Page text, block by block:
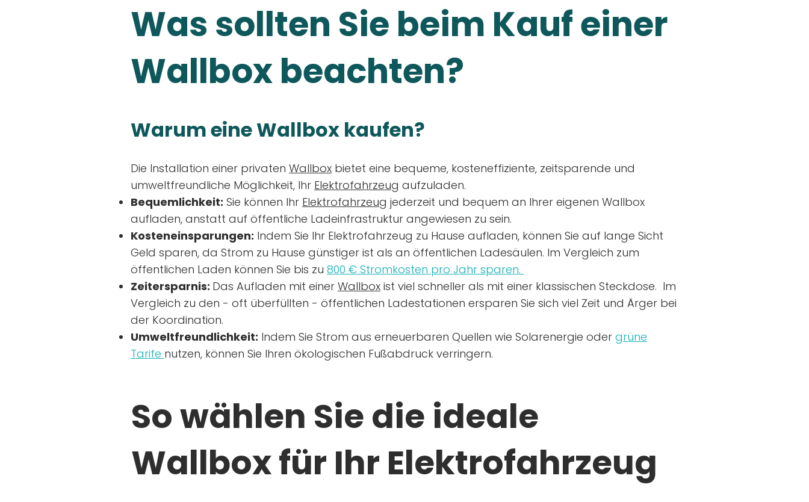
Was sollten Sie beim Kauf einer
Wallbox beachten?
Warum eine Wallbox kaufen?
Die Installation einer privaten Wallbox bietet eine bequeme, kosteneffiziente, zeitsparende und
umweltfreundliche Möglichkeit, Ihr Elektrofahrzeug aufzuladen.
Bequemlichkeit: Sie können Ihr Elektrofahrzeug jederzeit und bequem an Ihrer eigenen Wallbox
aufladen, anstatt auf öffentliche Ladeinfrastruktur angewiesen zu sein.
Kosteneinsparungen: Indem Sie Ihr Elektrofahrzeug zu Hause aufladen, können Sie auf lange Sicht
Geld sparen, da Strom zu Hause günstiger ist als an öffentlichen Ladesäulen. Im Vergleich zum
öffentlichen Laden können Sie bis zu 800 € Stromkosten pro Jahr sparen.
Zeitersparnis: Das Aufladen mit einer Wallbox ist viel schneller als mit einer klassischen Steckdose. Im
Vergleich zu den - oft überfüllten - öffentlichen Ladestationen ersparen Sie sich viel Zeit und Ärger bei
der Koordination.
Umweltfreundlichkeit: Indem Sie Strom aus erneuerbaren Quellen wie Solarenergie oder grüne
Tarife nutzen, können Sie Ihren ökologischen Fußabdruck verringern.
So wählen Sie die ideale
Wallbox für Ihr Elektrofahrzeug